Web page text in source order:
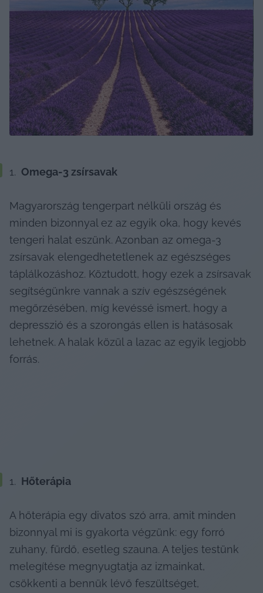
Omega-3 zsírsavak
Magyarország tengerpart nélküli ország és
minden bizonnyal ez az egyik oka, hogy kevés
tengeri halat eszünk. Azonban az omega-3
zsírsavak elengedhetetlenek az egészséges
táplálkozáshoz. Köztudott, hogy ezek a zsírsavak
segítségünkre vannak a szív egészségének
megőrzésében, míg kevéssé ismert, hogy a
depresszió és a szorongás ellen is hatásosak
lehetnek. A halak közül a lazac az egyik legjobb
forrás.
Hőterápia
A hőterápia egy divatos szó arra, amit minden
bizonnyal mi is gyakorta végzünk: egy forró
zuhany, fürdő, esetleg szauna. A teljes testünk
melegítése megnyugtatja az izmainkat,
csökkenti a bennük lévő feszültséget,